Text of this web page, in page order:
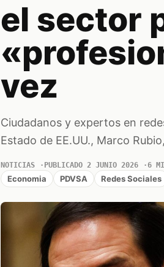
el sector
vez
Ciudadanos y expertos en
Estado de EE.UU., Marco
NOTICIAS PUBLICADO 2 JUNIO 2026 6
Economia PDVSA Redes Sociales